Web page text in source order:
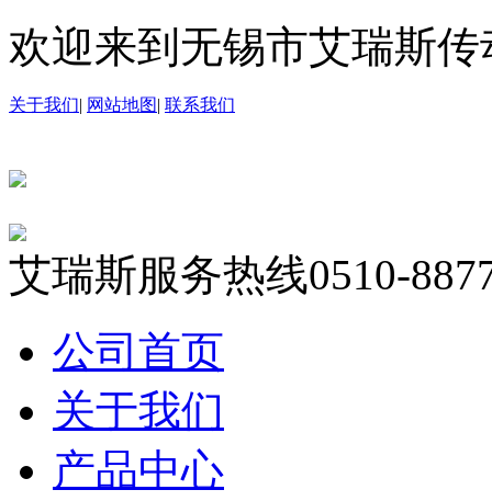
欢迎来到无锡市艾瑞斯
关于我们| 网站地图| 联系我们
艾瑞斯服务热线0510-
公司首页
关于我们
产品中心